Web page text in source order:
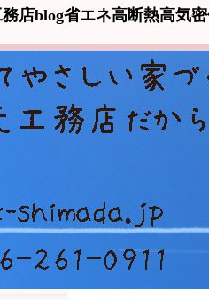
店blog省エネ高断熱高気